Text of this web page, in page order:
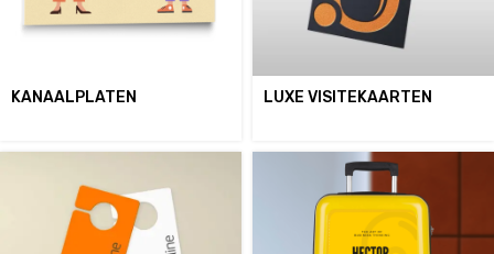
KANAALPLATEN LUXE VISITEKAARTEN